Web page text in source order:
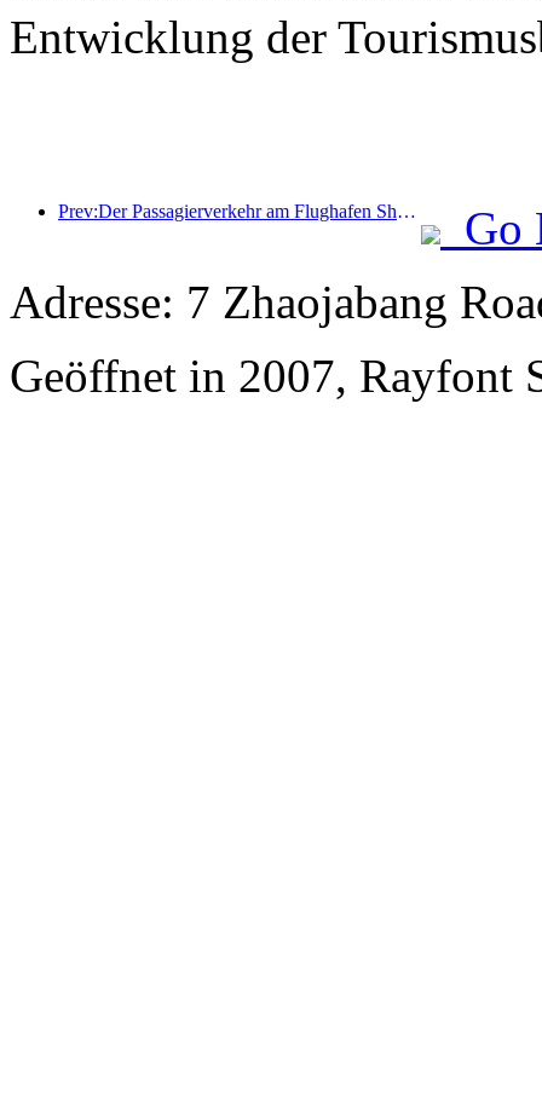
Entwicklung der
Prev:Der Passagierverkehr am Flughafen Shenzhen nimmt während der Sommerferien stark zu, und viele ausländische Fluggesellschaften erweitern ihr China-Angebot.
Go
Adresse: 7 Zhaojabang
Geöffnet in 2007, Rayfont